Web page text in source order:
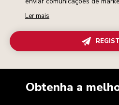
Ler mais
Obtenha a